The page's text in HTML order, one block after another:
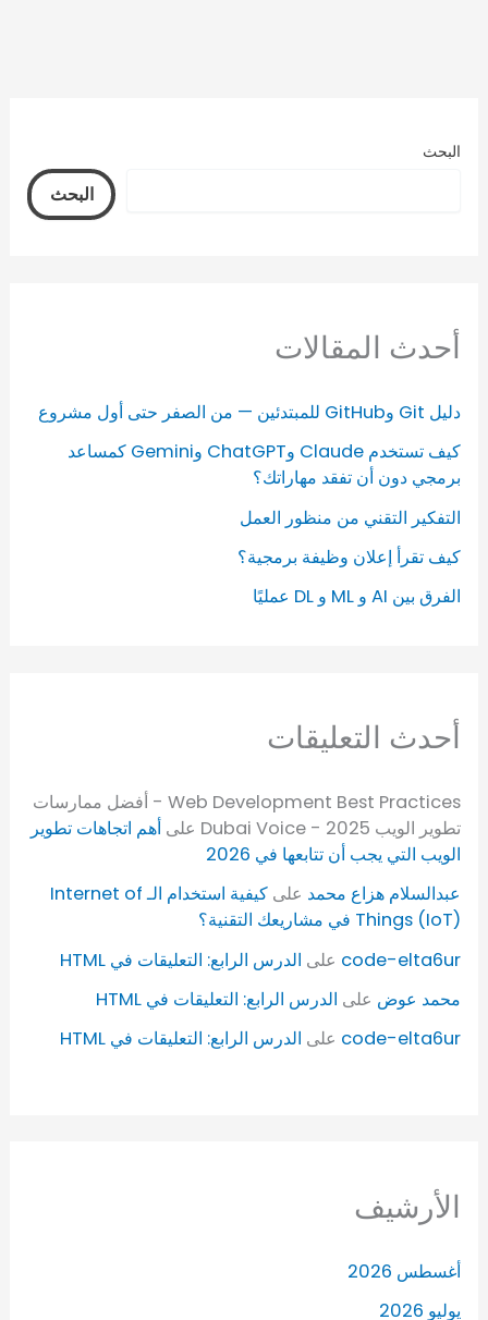
البحث
البحث
أحدث المقالات
دليل Git وGitHub للمبتدئين — من الصفر حتى أول مشروع
كيف تستخدم Claude وChatGPT وGemini كمساعد
برمجي دون أن تفقد مهاراتك؟
التفكير التقني من منظور العمل
كيف تقرأ إعلان وظيفة برمجية؟
الفرق بين AI و ML و DL عمليًا
أحدث التعليقات
Web Development Best Practices - أفضل ممارسات
تطوير الويب 2025 - Dubai Voice
علىأهم اتجاهات تطوير
الويب التي يجب أن تتابعها في 2026
عبدالسلام هزاع محمد على
كيفية استخدام الـ Internet of
Things (IoT) في مشاريعك التقنية؟
code-elta6ur على الدرس الرابع: التعليقات في HTML
محمد عوض على الدرس الرابع: التعليقات في HTML
code-elta6ur على الدرس الرابع: التعليقات في HTML
الأرشيف
أغسطس 2026
يوليو 2026